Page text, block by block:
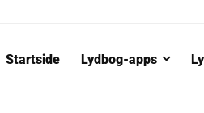
Startside Lydbog-apps